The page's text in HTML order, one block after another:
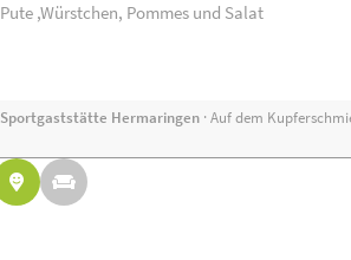
Pute ,Würstchen, Pommes und Salat
Sportgaststätte Hermaringen · Auf dem